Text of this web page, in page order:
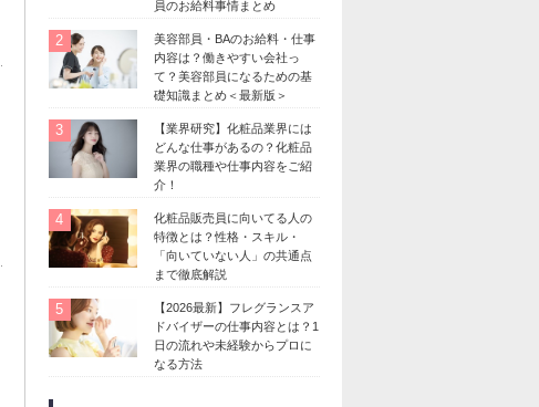
員のお給料事情まとめ
2
美容部員・BAのお給料・仕事
内容は？働きやすい会社っ
て？美容部員になるための基
礎知識まとめ＜最新版＞
3
【業界研究】化粧品業界には
どんな仕事があるの？化粧品
業界の職種や仕事内容をご紹
介！
4
化粧品販売員に向いてる人の
特徴とは？性格・スキル・
「向いていない人」の共通点
まで徹底解説
5
【2026最新】フレグランスア
ドバイザーの仕事内容とは？1
日の流れや未経験からプロに
なる方法